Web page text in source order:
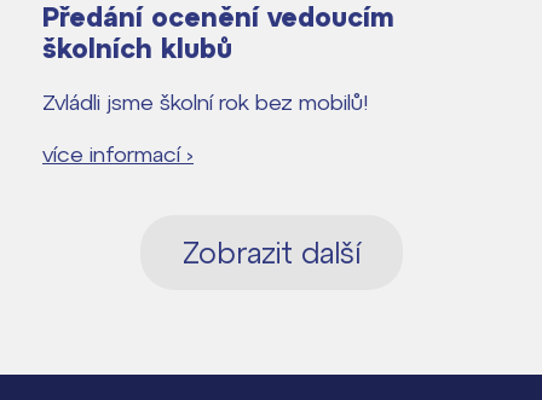
Předání ocenění vedoucím
školních klubů
Zvládli jsme školní rok bez mobilů!
více informací ›
Zobrazit další